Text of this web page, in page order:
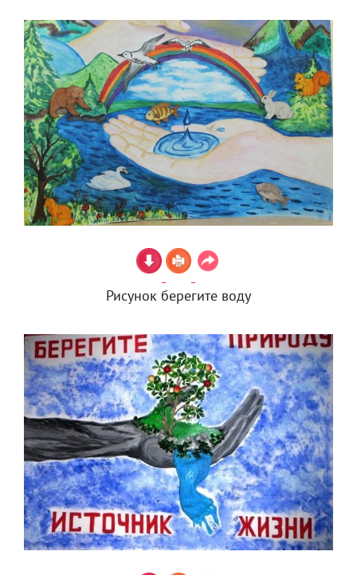
Рисунок берегите воду